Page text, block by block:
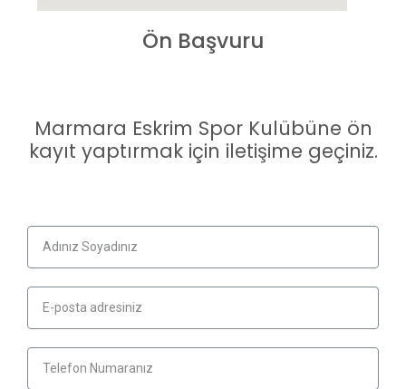
Ön Başvuru
Marmara Eskrim Spor Kulübüne ön
kayıt yaptırmak için iletişime geçiniz.